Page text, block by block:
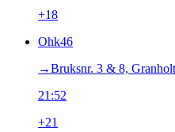
+18
Ohk46
→‎Bruksnr. 3 & 8,
21:52
+21